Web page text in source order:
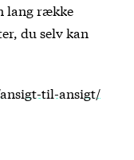
lang række
du selv kan
til-ansigt/